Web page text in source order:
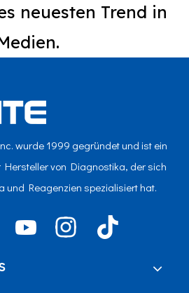
neuesten Trend in
wurde 1999 gegründet und ist ein
von Diagnostika, der sich
und Reagenzien spezialisiert hat.